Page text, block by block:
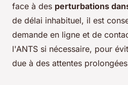
face à des perturbations
de délai inhabituel, il est
demande en ligne et de
l'ANTS si nécessaire, pour
due à des attentes